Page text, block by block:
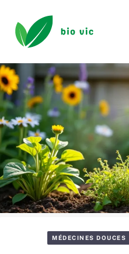
contenu
MÉDECINES DOUCES